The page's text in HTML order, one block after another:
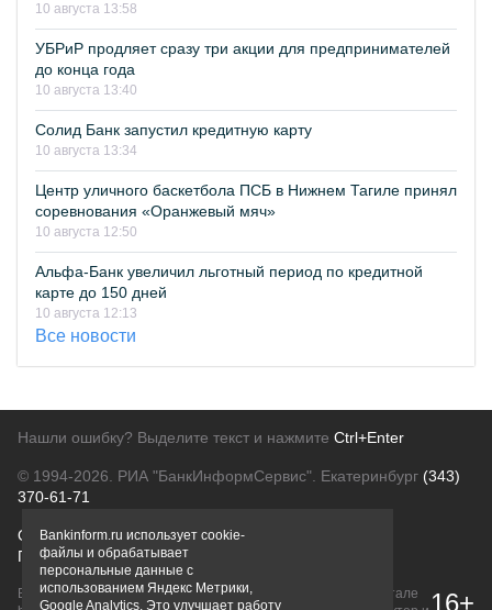
10 августа 13:58
УБРиР продляет сразу три акции для предпринимателей
до конца года
10 августа 13:40
Солид Банк запустил кредитную карту
10 августа 13:34
Центр уличного баскетбола ПСБ в Нижнем Тагиле принял
соревнования «Оранжевый мяч»
10 августа 12:50
Альфа-Банк увеличил льготный период по кредитной
карте до 150 дней
10 августа 12:13
Все новости
Нашли ошибку? Выделите текст и нажмите Ctrl+Enter
© 1994-2026. РИА "БанкИнформСервис". Екатеринбург (343)
370-61-71
О проектеПолитика конфиденциальности
Правовая информацияДля рекламодателей
Вся информация о продуктах банков, размещенная на портале
16+
Bankinform.ru использует cookie-
файлы и обрабатывает
персональные данные с
использованием Яндекс Метрики,
Google Analytics. Это улучшает работу